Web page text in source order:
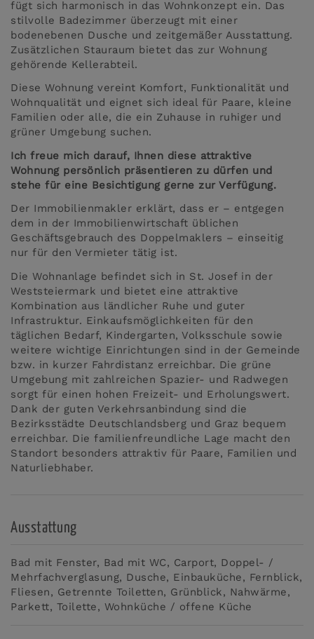
fügt sich harmonisch in das Wohnkonzept ein. Das
stilvolle Badezimmer überzeugt mit einer
bodenebenen Dusche und zeitgemäßer Ausstattung.
Zusätzlichen Stauraum bietet das zur Wohnung
gehörende Kellerabteil.
Diese Wohnung vereint Komfort, Funktionalität und
Wohnqualität und eignet sich ideal für Paare, kleine
Familien oder alle, die ein Zuhause in ruhiger und
grüner Umgebung suchen.
Ich freue mich darauf, Ihnen diese attraktive
Wohnung persönlich präsentieren zu dürfen und
stehe für eine Besichtigung gerne zur Verfügung.
Der Immobilienmakler erklärt, dass er – entgegen
dem in der Immobilienwirtschaft üblichen
Geschäftsgebrauch des Doppelmaklers – einseitig
nur für den Vermieter tätig ist.
Die Wohnanlage befindet sich in St. Josef in der
Weststeiermark und bietet eine attraktive
Kombination aus ländlicher Ruhe und guter
Infrastruktur. Einkaufsmöglichkeiten für den
täglichen Bedarf, Kindergarten, Volksschule sowie
weitere wichtige Einrichtungen sind in der Gemeinde
bzw. in kurzer Fahrdistanz erreichbar. Die grüne
Umgebung mit zahlreichen Spazier- und Radwegen
sorgt für einen hohen Freizeit- und Erholungswert.
Dank der guten Verkehrsanbindung sind die
Bezirksstädte Deutschlandsberg und Graz bequem
erreichbar. Die familienfreundliche Lage macht den
Standort besonders attraktiv für Paare, Familien und
Naturliebhaber.
Ausstattung
Bad mit Fenster Bad mit WC Carport
Doppel- /
Mehrfachverglasung
Dusche Einbauküche
Fernblick
Fliesen
Getrennte Toiletten Grünblick
Nahwärme
Parkett
Toilette Wohnküche / offene Küche